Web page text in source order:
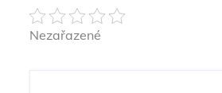
Nezařazené